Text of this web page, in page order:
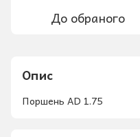
До обраного
Опис
Поршень AD 1.75